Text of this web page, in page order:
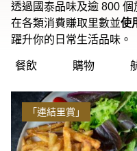
透過國泰品味及逾 800
在各類消費賺取里數並使
躍升你的日常生活品味。
餐飲 購物
「連結里賞」